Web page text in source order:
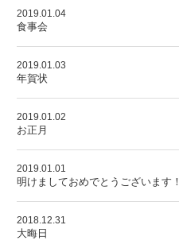
2019.01.04
食事会
2019.01.03
年賀状
2019.01.02
お正月
2019.01.01
明けましておめでとうございます！
2018.12.31
大晦日